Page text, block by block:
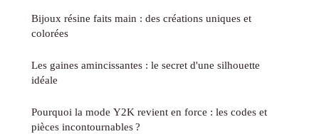
Bijoux résine faits main : des créations uniques et
colorées
Les gaines amincissantes : le secret d'une silhouette
idéale
Pourquoi la mode Y2K revient en force : les codes et
pièces incontournables ?